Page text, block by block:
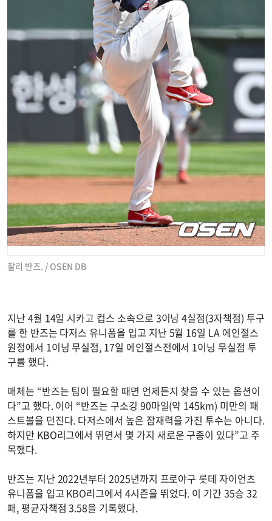
찰리 반즈. / OSEN DB
지난 4월 14일 시카고 컵스 소속으로 3이닝 4실점(3자책점) 투구
를 한 반즈는 다저스 유니폼을 입고 지난 5월 16일 LA 에인절스
원정에서 1이닝 무실점, 17일 에인절스전에서 1이닝 무실점 투
구를 했다.
매체는 “반즈는 팀이 필요할 때면 언제든지 찾을 수 있는 옵션이
다”고 했다. 이어 “반즈는 구소깅 90마일(약 145km) 미만의 패
스트볼을 던진다. 다저스에서 높은 잠재력을 가진 투수는 아니다.
하지만 KBO리그에서 뛰면서 몇 가지 새로운 구종이 있다”고 주
목했다.
반즈는 지난 2022년부터 2025년까지 프로야구 롯데 자이언츠
유니폼을 입고 KBO리그에서 4시즌을 뛰었다. 이 기간 35승 32
패, 평균자책점 3.58을 기록했다.